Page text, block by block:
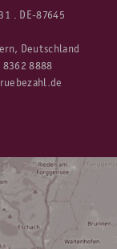
. DE-87645
Deutschland
8888